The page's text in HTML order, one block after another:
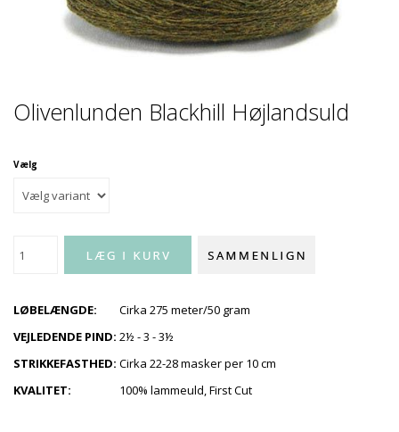
Olivenlunden Blackhill Højlandsuld
Vælg
LØBELÆNGDE:
VEJLEDENDE PIND:
STRIKKEFASTHED:
KVALITET:
Cirka 275 meter/50 gram
2½ - 3 - 3½
Cirka 22-28 masker per 10 cm
100% lammeuld, First Cut